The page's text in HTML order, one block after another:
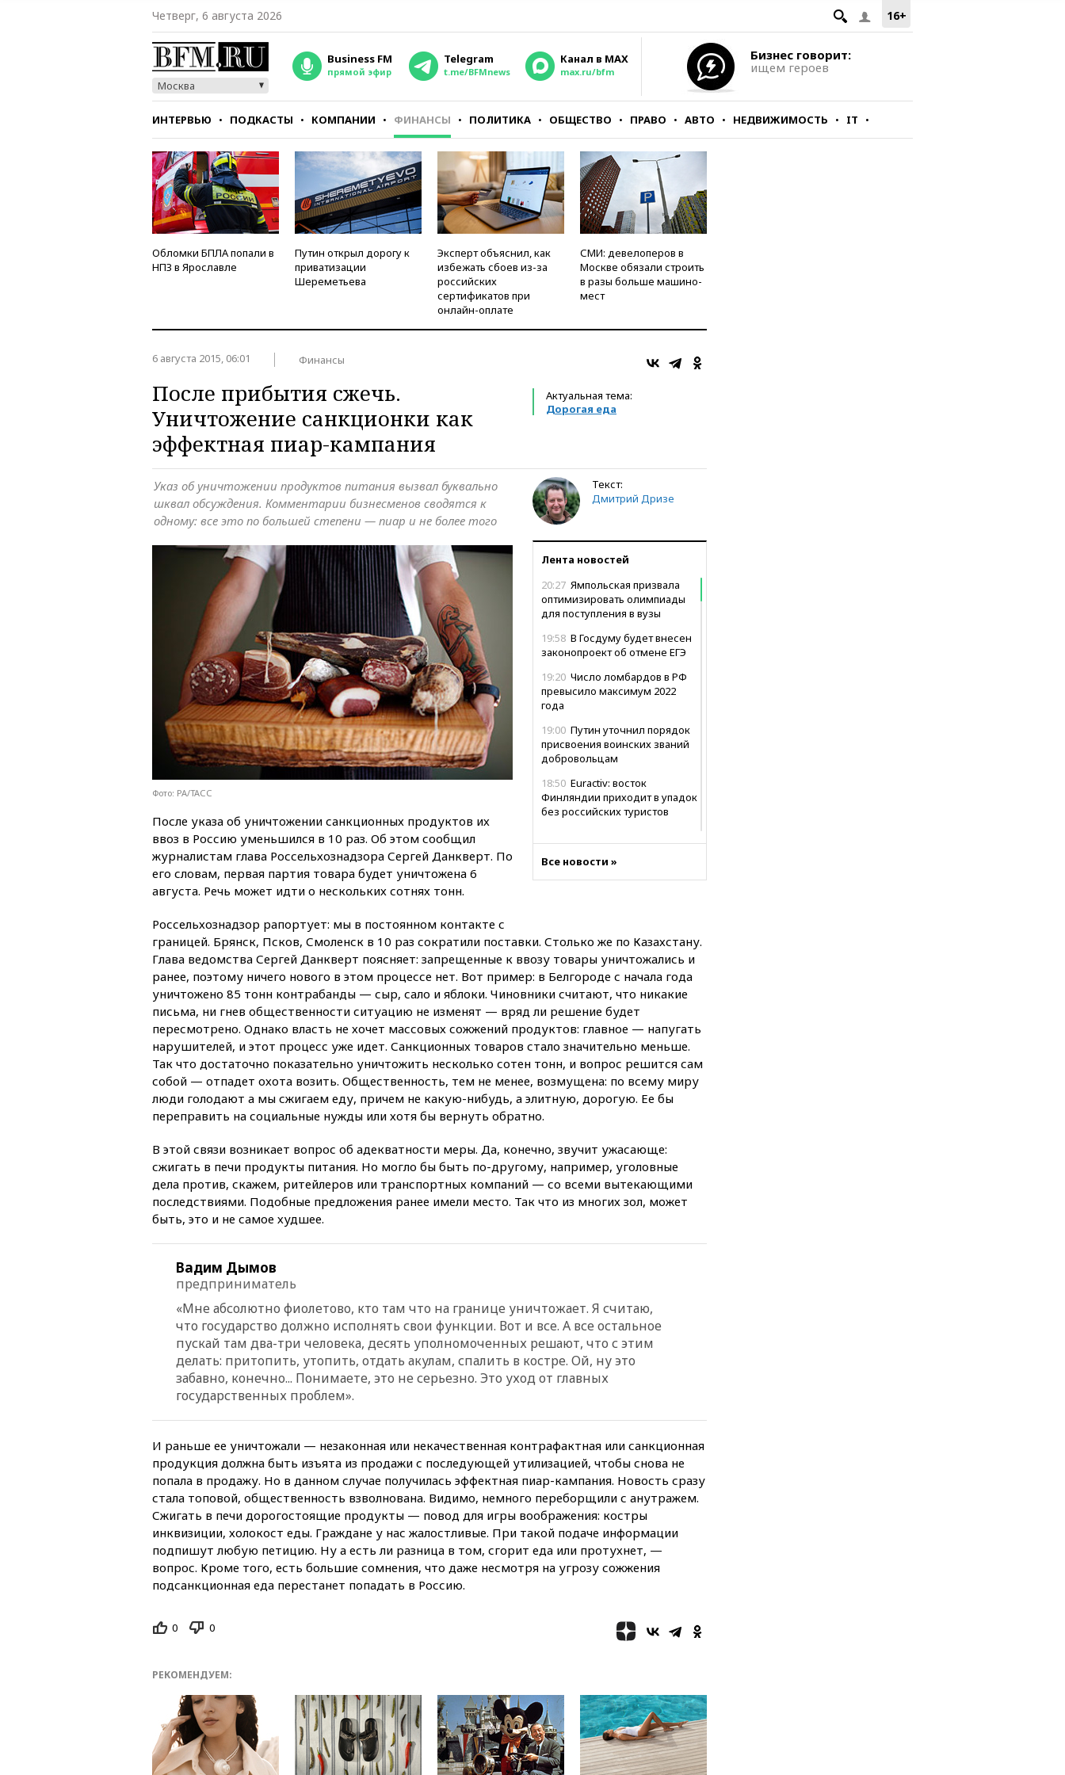
16+
Четверг, 6 августа 2026
Москва
Business FM
прямой эфир
Telegram
t.me/BFMnews
Канал в MAX
max.ru/bfm
Бизнес говорит:
ищем героев
ИНТЕРВЬЮ ПОДКАСТЫ КОМПАНИИ ФИНАНСЫ ПОЛИТИКА ОБЩЕСТВО ПРАВО АВТО НЕДВИЖИМОСТЬ IT
СТИЛЬ ТЕСТЫ
Обломки БПЛА попали в
НПЗ в Ярославле
Путин открыл дорогу к
приватизации
Шереметьева
Эксперт объяснил, как
избежать сбоев из-за
российских
сертификатов при
онлайн-оплате
СМИ: девелоперов в
Москве обязали строить
в разы больше машино-
мест
6 августа 2015, 06:01 Финансы
Актуальная тема:
Дорогая еда
После прибытия сжечь.
Уничтожение санкционки как
эффектная пиар-кампания
Текст:
Дмитрий Дризе
Лента новостей
20:27 Ямпольская призвала
оптимизировать олимпиады
для поступления в вузы
19:58 В Госдуму будет внесен
законопроект об отмене ЕГЭ
19:20 Число ломбардов в РФ
превысило максимум 2022
года
19:00 Путин уточнил порядок
присвоения воинских званий
добровольцам
18:50 Euractiv: восток
Финляндии приходит в упадок
без российских туристов
введены ограничения
пострадали при атаках ВСУ на
Белгородскую область
18:00Совет мира выбрал
подрядчика для
строительства военной базы в
Газе
17:50 Миронов призвал снять
«Яблоко» с выборов в Госдуму
17:45Правительство получит
«золотую акцию» в
17:35Шесть человек
пострадали при ударе ВСУ по
автобусу в Запорожской
области
склады Wildberries бизнесу
16:55Экс-директору Popcorn
Books запросили четыре года
условно
16:46 ЦБ: международные
16:35На восстановление
6,8 млрд рублей
16:16
The Guardian: ученые
США создали
гипоаллергенных собак
15:45
Спутник «Электро-Л» №
5 введен в эксплуатацию
15:35Два человека погибли
при атаках дронов ВСУ в
зафиксирована вспышка
размере €800 млрд
14:49
Пентагон озаботился
критикой Трампа по поводу
дефицита боеприпасов
Все новости »
Указ об уничтожении продуктов питания вызвал буквально
шквал обсуждения. Комментарии бизнесменов сводятся к
одному: все это по большей степени — пиар и не более того
Фото: PA/ТАСС
После указа об уничтожении санкционных продуктов их
ввоз в Россию уменьшился в 10 раз. Об этом сообщил
журналистам глава Россельхознадзора Сергей Данкверт. По
его словам, первая партия товара будет уничтожена 6
августа. Речь может идти о нескольких сотнях тонн.
Россельхознадзор рапортует: мы в постоянном контакте с
границей. Брянск, Псков, Смоленск в 10 раз сократили поставки. Столько же по Казахстану.
Глава ведомства Сергей Данкверт поясняет: запрещенные к ввозу товары уничтожались и
ранее, поэтому ничего нового в этом процессе нет. Вот пример: в Белгороде с начала года
уничтожено 85 тонн контрабанды — сыр, сало и яблоки. Чиновники считают, что никакие
письма, ни гнев общественности ситуацию не изменят — вряд ли решение будет
пересмотрено. Однако власть не хочет массовых сожжений продуктов: главное — напугать
нарушителей, и этот процесс уже идет. Санкционных товаров стало значительно меньше.
Так что достаточно показательно уничтожить несколько сотен тонн, и вопрос решится сам
собой — отпадет охота возить. Общественность, тем не менее, возмущена: по всему миру
люди голодают а мы сжигаем еду, причем не какую-нибудь, а элитную, дорогую. Ее бы
переправить на социальные нужды или хотя бы вернуть обратно.
В этой связи возникает вопрос об адекватности меры. Да, конечно, звучит ужасающе:
сжигать в печи продукты питания. Но могло бы быть по-другому, например, уголовные
дела против, скажем, ритейлеров или транспортных компаний — со всеми вытекающими
последствиями. Подобные предложения ранее имели место. Так что из многих зол, может
быть, это и не самое худшее.
Вадим Дымов
предприниматель
«Мне абсолютно фиолетово, кто там что на границе уничтожает. Я считаю,
что государство должно исполнять свои функции. Вот и все. А все остальное
пускай там два-три человека, десять уполномоченных решают, что с этим
делать: притопить, утопить, отдать акулам, спалить в костре. Ой, ну это
забавно, конечно... Понимаете, это не серьезно. Это уход от главных
государственных проблем».
И раньше ее уничтожали — незаконная или некачественная контрафактная или санкционная
продукция должна быть изъята из продажи с последующей утилизацией, чтобы снова не
попала в продажу. Но в данном случае получилась эффектная пиар-кампания. Новость сразу
стала топовой, общественность взволнована. Видимо, немного переборщили с анутражем.
Сжигать в печи дорогостоящие продукты — повод для игры воображения: костры
инквизиции, холокост еды. Граждане у нас жалостливые. При такой подаче информации
подпишут любую петицию. Ну а есть ли разница в том, сгорит еда или протухнет, —
вопрос. Кроме того, есть большие сомнения, что даже несмотря на угрозу сожжения
подсанкционная еда перестанет попадать в Россию.
0 0
РЕКОМЕНДУЕМ: